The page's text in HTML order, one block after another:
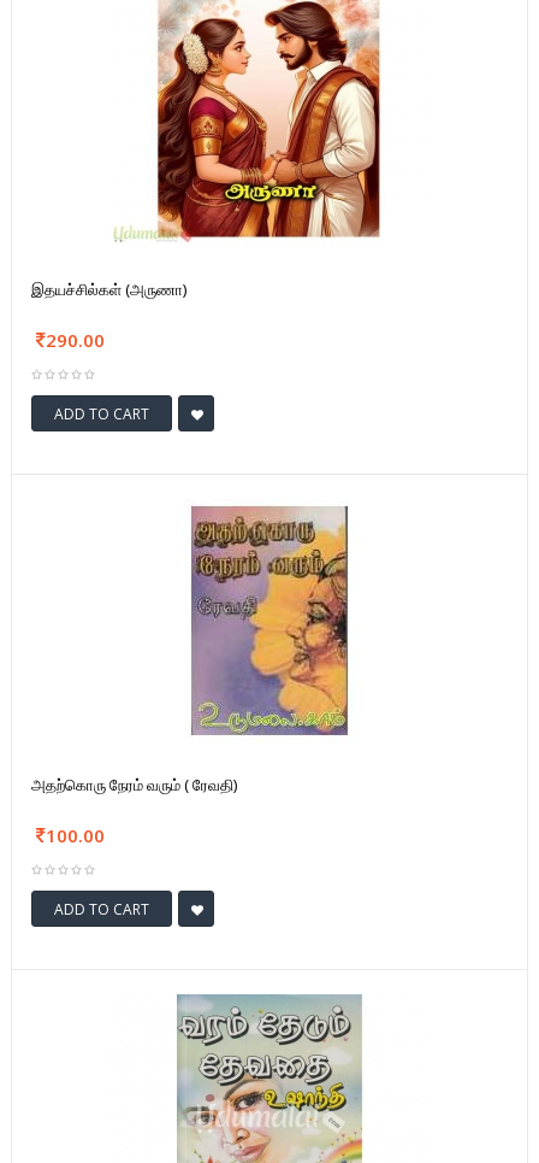
இதயச்சில்கள் (அருணா)
290.00
ADD TO CART
அதற்கொரு நேரம் வரும் ( ரேவதி)
100.00
ADD TO CART